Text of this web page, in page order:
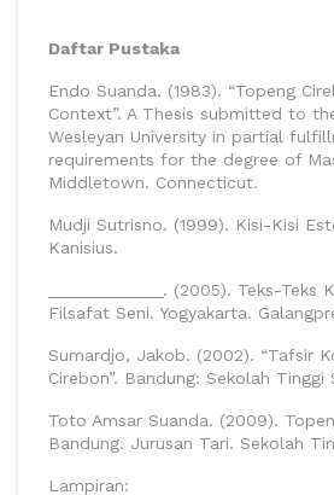
Daftar Pustaka
Endo Suanda. (1983). “Topeng
Context”. A Thesis submitted to
Wesleyan University in partial
requirements for the degree of
Middletown. Connecticut.
Mudji Sutrisno. (1999). Kisi-Kisi
Kanisius.
____________. (2005). Teks-Teks
Filsafat Seni. Yogyakarta.
Sumardjo, Jakob. (2002). “Tafsir
Cirebon”. Bandung: Sekolah Tinggi
Toto Amsar Suanda. (2009).
Bandung. Jurusan Tari. Sekolah
Lampiran: